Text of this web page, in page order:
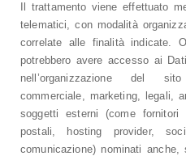
Il trattamento viene effettuato
telematici, con modalità
correlate alle finalità indicate.
potrebbero avere accesso ai
nell’organizzazione del
commerciale, marketing, legali,
soggetti esterni (come
postali, hosting provider,
comunicazione) nominati